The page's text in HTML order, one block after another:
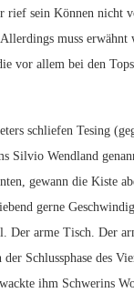
sein Können nicht
muss
vor allem bei den
schliefen Tesing
Silvio Wendland
gewann die Kiste
gerne
Der arme Tisch. Der
Schlussphase des
ihm Schwerins